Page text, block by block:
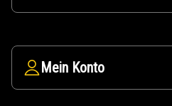
Mein Konto